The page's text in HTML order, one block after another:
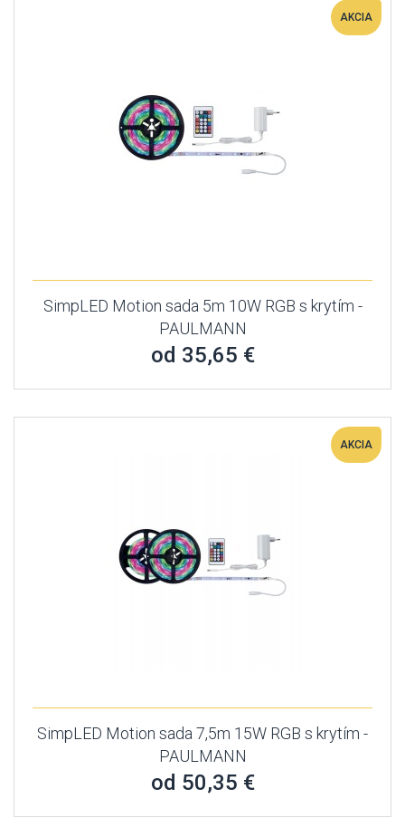
AKCIA
SimpLED Motion sada 5m 10W RGB s krytím -
PAULMANN
od 35,65 €
AKCIA
SimpLED Motion sada 7,5m 15W RGB s krytím -
PAULMANN
od 50,35 €